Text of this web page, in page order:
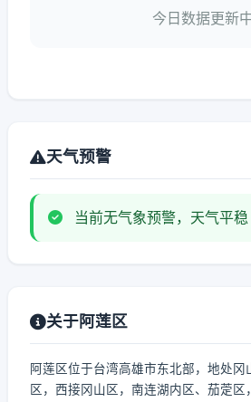
今日数据更新
天气预警
当前无气象预警，天气平稳
关于阿莲区
阿莲区位于台湾高雄市东北部，地处冈
区，西接冈山区，南连湖内区、茄萣区